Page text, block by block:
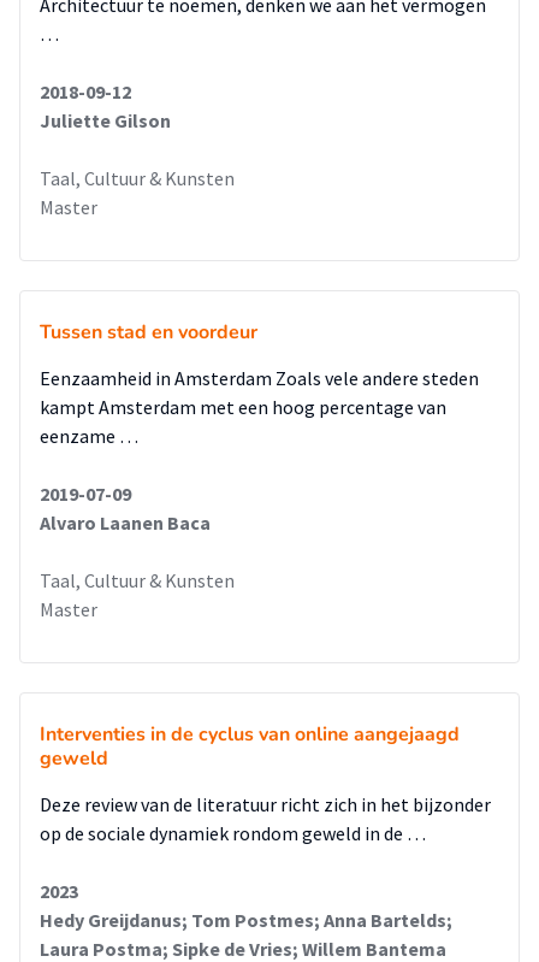
mogelijk. Door de integratie van open en gesloten schermen
ontstaan er ruimte met een variatie aan openheid.
Afstudeercommissie: Laurens Jan ten Kate (mentor), Paul
Vlok, Hiroki Matsuura
Gus Thielens.
…
2018-09-12
Juliette Gilson
Taal, Cultuur & Kunsten
Master
Tussen stad en voordeur
Eenzaamheid in Amsterdam Zoals vele andere steden
kampt Amsterdam met een hoog percentage van
eenzame …
2019-07-09
Alvaro Laanen Baca
Taal, Cultuur & Kunsten
Master
Interventies in de cyclus van online aangejaagd
geweld
Deze review van de literatuur richt zich in het bijzonder
op de sociale dynamiek rondom geweld in de …
2023
Hedy Greijdanus; Tom Postmes; Anna Bartelds;
Laura Postma; Sipke de Vries; Willem Bantema